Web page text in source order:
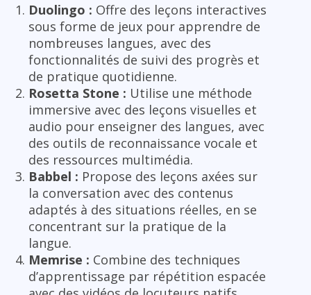
Duolingo : Offre des leçons interactives
sous forme de jeux pour apprendre de
nombreuses langues, avec des
fonctionnalités de suivi des progrès et
de pratique quotidienne.
Rosetta Stone : Utilise une méthode
immersive avec des leçons visuelles et
audio pour enseigner des langues, avec
des outils de reconnaissance vocale et
des ressources multimédia.
Babbel : Propose des leçons axées sur
la conversation avec des contenus
adaptés à des situations réelles, en se
concentrant sur la pratique de la
langue.
Memrise : Combine des techniques
d’apprentissage par répétition espacée